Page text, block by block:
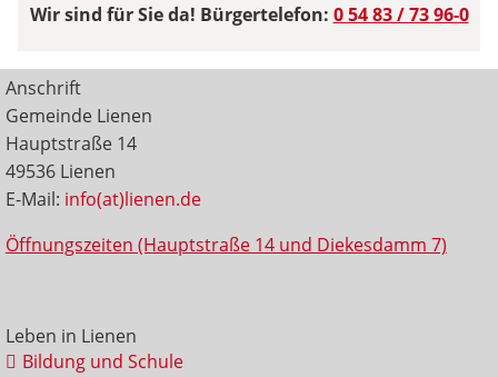
Wir sind für Sie da! Bürgertelefon: 0 54 83 / 73 96-0
Anschrift
Gemeinde Lienen
Hauptstraße 14
49536 Lienen
E-Mail: info(at)lienen.de
Öffnungszeiten (Hauptstraße 14 und Diekesdamm 7)
Leben in Lienen
Bildung und Schule